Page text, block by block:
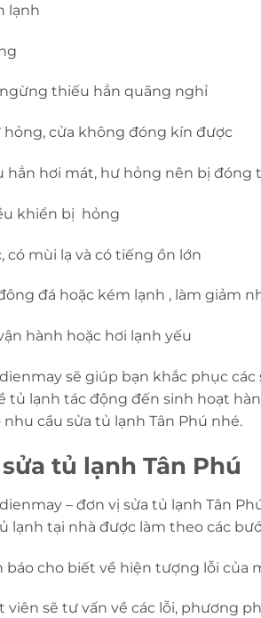
lạnh
thiếu hẳn quãng nghỉ
hỏng, cửa không đóng kín được
hẳn hơi mát, hư hỏng nên bị đóng
khiển bị hỏng
có mùi lạ và có tiếng ồn lớn
đá hoặc kém lạnh , làm giảm
hành hoặc hơi lạnh yếu
sẽ giúp bạn khắc phục
tủ lạnh tác động đến sinh hoạt
cầu sửa tủ lạnh Tân Phú nhé.
tủ lạnh Tân Phú
– đơn vị sửa tủ lạnh Tân
lạnh tại nhà được làm theo các
báo cho biết về hiện tượng lỗi của
viên sẽ tư vấn về các lỗi, phương